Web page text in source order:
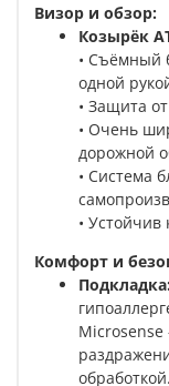
Визор и обзор:
Козырёк
• Съёмный
одной
• Защита
• Очень
дорожной
• Система
•
Комфорт и
Подкладка:
Microsense
обработкой.